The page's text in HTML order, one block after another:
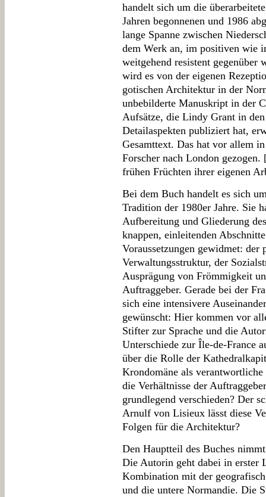
handelt sich um die
Jahren begonnenen und 1986
lange Spanne zwischen
dem Werk an, im positiven wie
weitgehend resistent gegenüber
wird es von der eigenen
gotischen Architektur in der
unbebilderte Manuskript in der
Aufsätze, die Lindy Grant in
Detailaspekten publiziert hat,
Gesamttext. Das hat vor allem
Forscher nach London gezogen.
frühen Früchten ihrer eigenen
Bei dem Buch handelt es sich
Tradition der 1980er Jahre. Sie
Aufbereitung und Gliederung
knappen, einleitenden
Voraussetzungen gewidmet: der
Verwaltungsstruktur, der
Ausprägung von Frömmigkeit
Auftraggeber. Gerade bei der
sich eine intensivere
gewünscht: Hier kommen vor
Stifter zur Sprache und die
Unterschiede zur Île-de-France
über die Rolle der
Krondomäne als
die Verhältnisse der
grundlegend verschieden? Der
Arnulf von Lisieux lässt diese
Folgen für die Architektur?
Den Hauptteil des Buches
Die Autorin geht dabei in erster
Kombination mit der
und die untere Normandie. Die